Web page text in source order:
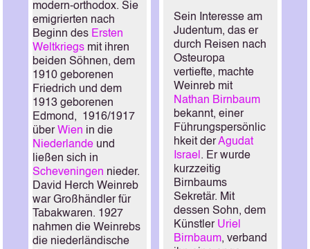
modern-orthodox. Sie
emigrierten nach
Beginn des Ersten
Weltkriegs mit ihren
beiden Söhnen, dem
1910 geborenen
Friedrich und dem
1913 geborenen
Edmond, 1916/1917
über Wien in die
Niederlande und
ließen sich in
Scheveningen nieder.
David Herch Weinreb
war Großhändler für
Tabakwaren. 1927
nahmen die Weinrebs
die niederländische
Sein Interesse am
Judentum, das er
durch Reisen nach
Osteuropa
vertiefte, machte
Weinreb mit
Nathan Birnbaum
bekannt, einer
Führungspersönlic
hkeit derAgudat
Israel. Er wurde
kurzzeitig
Birnbaums
Sekretär. Mit
dessen Sohn, dem
Künstler Uriel
Birnbaum, verband